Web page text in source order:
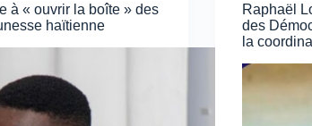
à « ouvrir la boîte » des
haïtienne
Raphaël
des
la